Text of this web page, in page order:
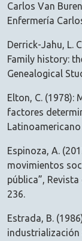
Carlos Van
Enfermería
Derrick-Jahu, L.
Family history:
Genealogical
Elton, C. (1978):
factores
Espinoza, A.
movimientos
pública”,
236.
Estrada, B.
industrialización